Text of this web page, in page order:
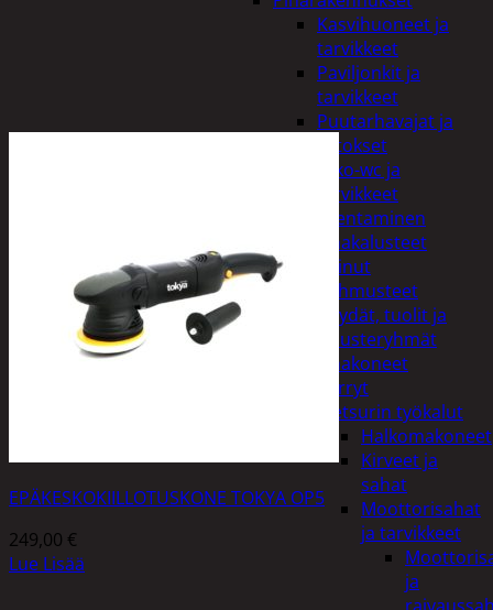
Kasvihuoneet ja
tarvikkeet
Paviljonkit ja
tarvikkeet
Puutarhavajat ja
katokset
Ulko-wc ja
tarvikkeet
Piharakentaminen
Puutarhakalusteet
Keinut
Pehmusteet
Pöydät, tuolit ja
kalusteryhmät
Puutarhakoneet
Kärryt
Metsurin työkalut
Halkomakoneet
Kirveet ja
sahat
Moottorisahat
ja tarvikkeet
ja
EPÄKESKOKIILLOTUSKONE TOKYA OP5
249,00 €
Lue Lisää